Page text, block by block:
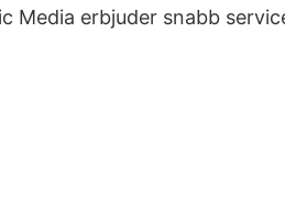
Media erbjuder snabb